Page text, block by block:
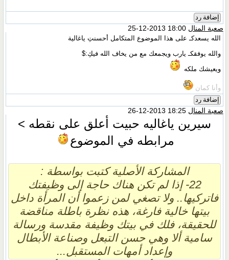
إضافة رد
صعبة المنال 18:00 2013-12-25
الله يسعدكـ على هذا الموضوع المتكامل أحسنتِ ياغالية
والله يوفقكـ يارب ويجمعك مع من يخاف الله فيكِ:$
ويعيشك ملكه
وأنا كمان
إضافة رد
صعبة المنال 18:25 2013-12-26
سيرين ياغاليه حبيت أعلق على نقطه >
مرابطه في الموضوع
المشاركة الأصلية كتبت بواسطة :
22- إذا لم تكن هناك حاجة إلى وظيفتك
فاتركيها.. ولا تصغي لمن زعموا أن المرأة داخل
بيتها خالية فارغة، هذه نظرة باطلة مناقضة
للحقيقة، فلك في بيتك وظيفة مقدسة ورسالة
سامية ألا وهي حسن التبعل وصناعة الأبطال
وإعداد أمهات المستقبل...